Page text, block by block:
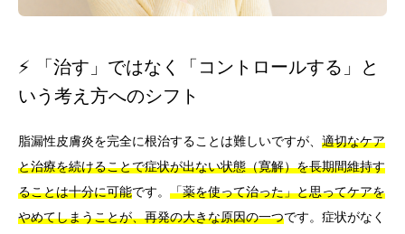
⚡ 「治す」ではなく「コントロールする」と
いう考え方へのシフト
脂漏性皮膚炎を完全に根治することは難しいですが、 適切なケア
と治療を続けることで症状が出ない状態（寛解）を長期間維持す
ることは十分に可能です。 「薬を使って治った」と思ってケアを
やめてしまうことが、再発の大きな原因の一つです。症状がなく